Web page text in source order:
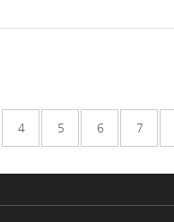
4 5 6 7